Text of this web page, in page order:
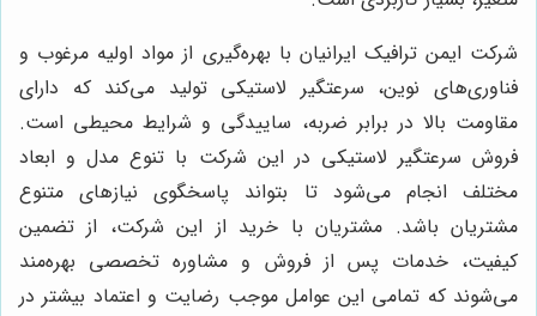
شرکت ایمن ترافیک ایرانیان با بهره‌گیری از مواد اولیه مرغوب و
فناوری‌های نوین، سرعتگیر لاستیکی تولید می‌کند که دارای
مقاومت بالا در برابر ضربه، ساییدگی و شرایط محیطی است.
فروش سرعتگیر لاستیکی در این شرکت با تنوع مدل و ابعاد
مختلف انجام می‌شود تا بتواند پاسخگوی نیازهای متنوع
مشتریان باشد. مشتریان با خرید از این شرکت، از تضمین
کیفیت، خدمات پس از فروش و مشاوره تخصصی بهره‌مند
می‌شوند که تمامی این عوامل موجب رضایت و اعتماد بیشتر در